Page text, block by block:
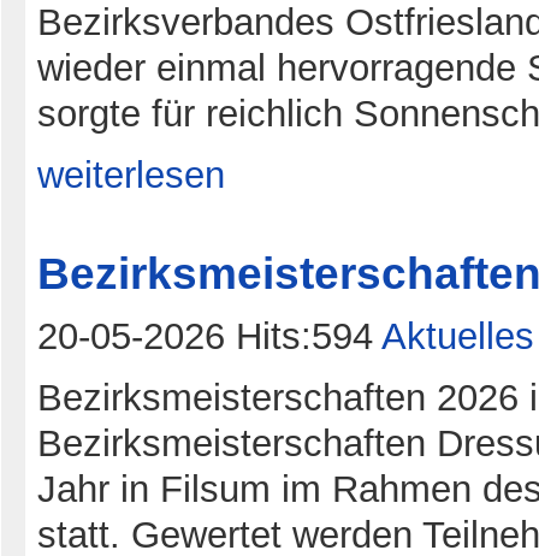
Bezirksverbandes
wieder einmal hervorragende
sorgte für reichlich
weiterlesen
20-05-2026 Hits:594 Aktuelles
Bezirksmeisterschaften 2026
Bezirksmeisterschaften
Jahr in Filsum im Rahmen
statt. Gewertet werden